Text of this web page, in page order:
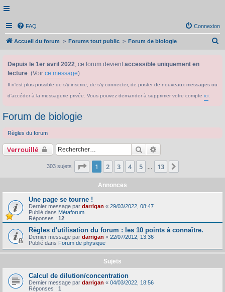
FAQ Connexion
Accueil du forum Forums tout public Forum de biologie
Depuis le 1er avril 2022, ce forum devientaccessible uniquement en
lecture. (Voir ce message)
Il n'est plus possible de s'y inscrire, de s'y connecter, de poster de nouveaux messages ou
d'accéder à la messagerie privée. Vous pouvez demander à supprimer votre compte ici
Forum de biologie
Règles du forum
Verrouillé Rechercher
303 sujets Page 1sur13
1 2 3 4 5 13
Annonces
Une page se tourne !
Dernier message par darrigan « 29/03/2022, 08:47
Publié dans Métaforum
Réponses : 12
Règles d'utilisation du forum : les 10 points à connaître.
Dernier message par darrigan « 22/07/2012, 13:36
Publié dans Forum de physique
Sujets
Calcul de dilution/concentration
Dernier message par darrigan « 04/03/2022, 18:56
Réponses : 1